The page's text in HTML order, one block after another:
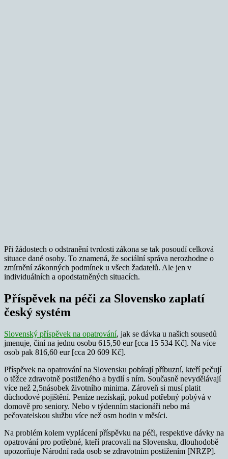
Při žádostech o odstranění tvrdosti zákona se tak posoudí celková
situace dané osoby. To znamená, že sociální správa nerozhodne o
zmírnění zákonných podmínek u všech žadatelů. Ale jen v
individuálních a opodstatněných situacích.
Příspěvek na péči za Slovensko zaplatí
český systém
Slovenský příspěvek na opatrování, jak se dávka u našich sousedů
jmenuje, činí na jednu osobu 615,50 eur [cca 15 534 Kč]. Na více
osob pak 816,60 eur [cca 20 609 Kč].
Příspěvek na opatrování na Slovensku pobírají příbuzní, kteří pečují
o těžce zdravotně postiženého a bydlí s ním. Současně nevydělávají
více než 2,5násobek životního minima. Zároveň si musí platit
důchodové pojištění. Peníze nezískají, pokud potřebný pobývá v
domově pro seniory. Nebo v týdenním stacionáři nebo má
pečovatelskou službu více než osm hodin v měsíci.
Na problém kolem vyplácení příspěvku na péči, respektive dávky na
opatrování pro potřebné, kteří pracovali na Slovensku, dlouhodobě
upozorňuje Národní rada osob se zdravotním postižením [NRZP].